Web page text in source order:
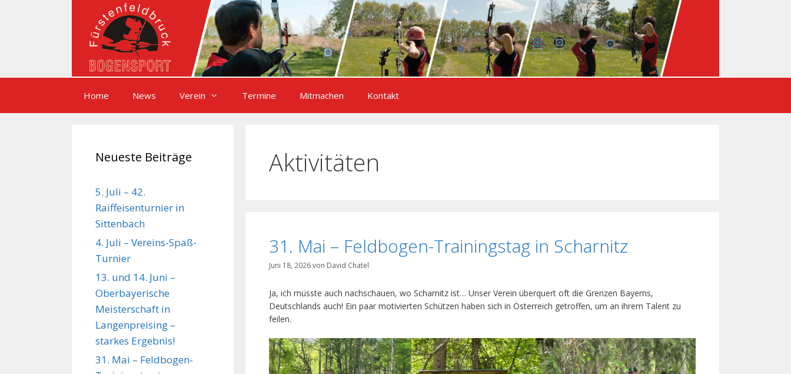
Home News Verein Termine Mitmachen Kontakt
Aktivitäten
31. Mai – Feldbogen-Trainingstag in Scharnitz
Juni 18, 2026von David Chatel
Ja, ich müsste auch nachschauen, wo Scharnitz ist… Unser Verein überquert oft die Grenzen Bayerns,
Deutschlands auch! Ein paar motivierten Schützen haben sich in Österreich getroffen, um an ihrem Talent zu
feilen.
Neueste Beiträge
5. Juli – 42.
Raiffeisenturnier in
Sittenbach
4. Juli – Vereins-Spaß-
Turnier
13. und 14. Juni –
Oberbayerische
Meisterschaft in
Langenpreising –
starkes Ergebnis!
31. Mai – Feldbogen-